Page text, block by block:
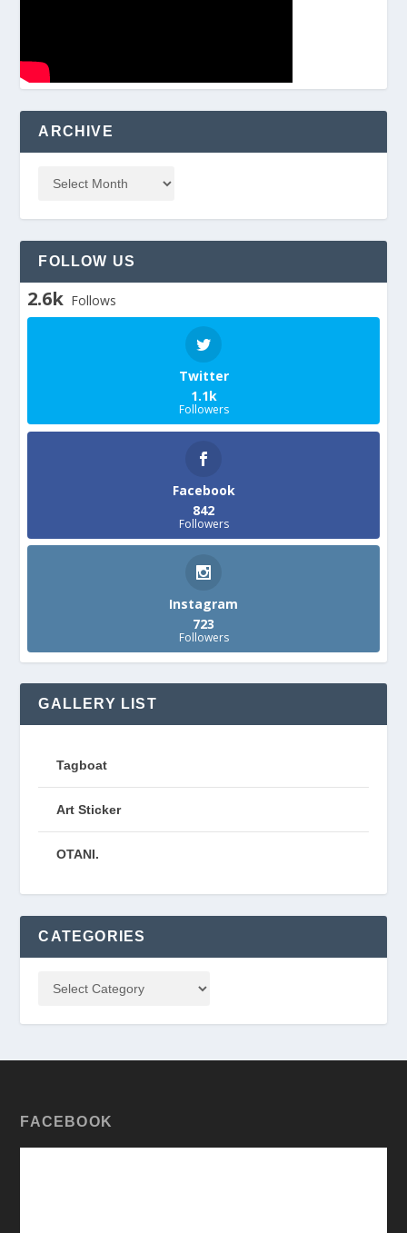
ARCHIVE
FOLLOW US
2.6k Follows
Twitter
1.1k
Followers
Facebook
842
Followers
Instagram
723
Followers
GALLERY LIST
Tagboat
Art Sticker
OTANI.
CATEGORIES
FACEBOOK